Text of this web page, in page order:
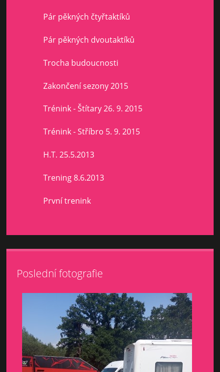
Pár pěkných čtyřtaktíků
Pár pěkných dvoutaktíků
Trocha budoucnosti
Zakončení sezony 2015
Trénink - Štítary 26. 9. 2015
Trénink - Stříbro 5. 9. 2015
H.T. 25.5.2013
Trening 8.6.2013
První trenink
Poslední fotografie